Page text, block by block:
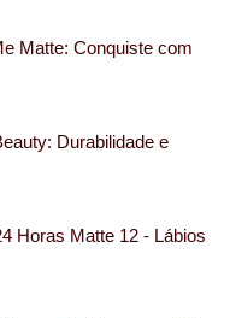
Matte: Conquiste com
Durabilidade e
Horas Matte 12 - Lábios